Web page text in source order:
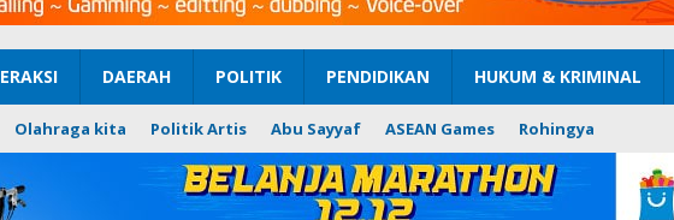
DAERAH POLITIK PENDIDIKAN HUKUM & KRIMINAL
Olahraga kita Politik Artis Abu Sayyaf ASEAN Games Rohingya